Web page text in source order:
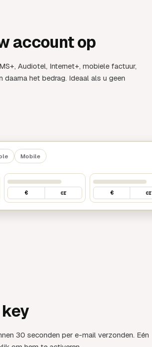
account op
Audiotel, Internet+, mobiele factuur,
het bedrag. Ideaal als u geen
Mobile
€ cr € cr
30 seconden per e-mail verzonden. Eén